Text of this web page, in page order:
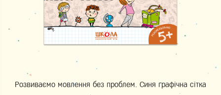
Розвиваємо мовлення без проблем. Синя графічна сітка